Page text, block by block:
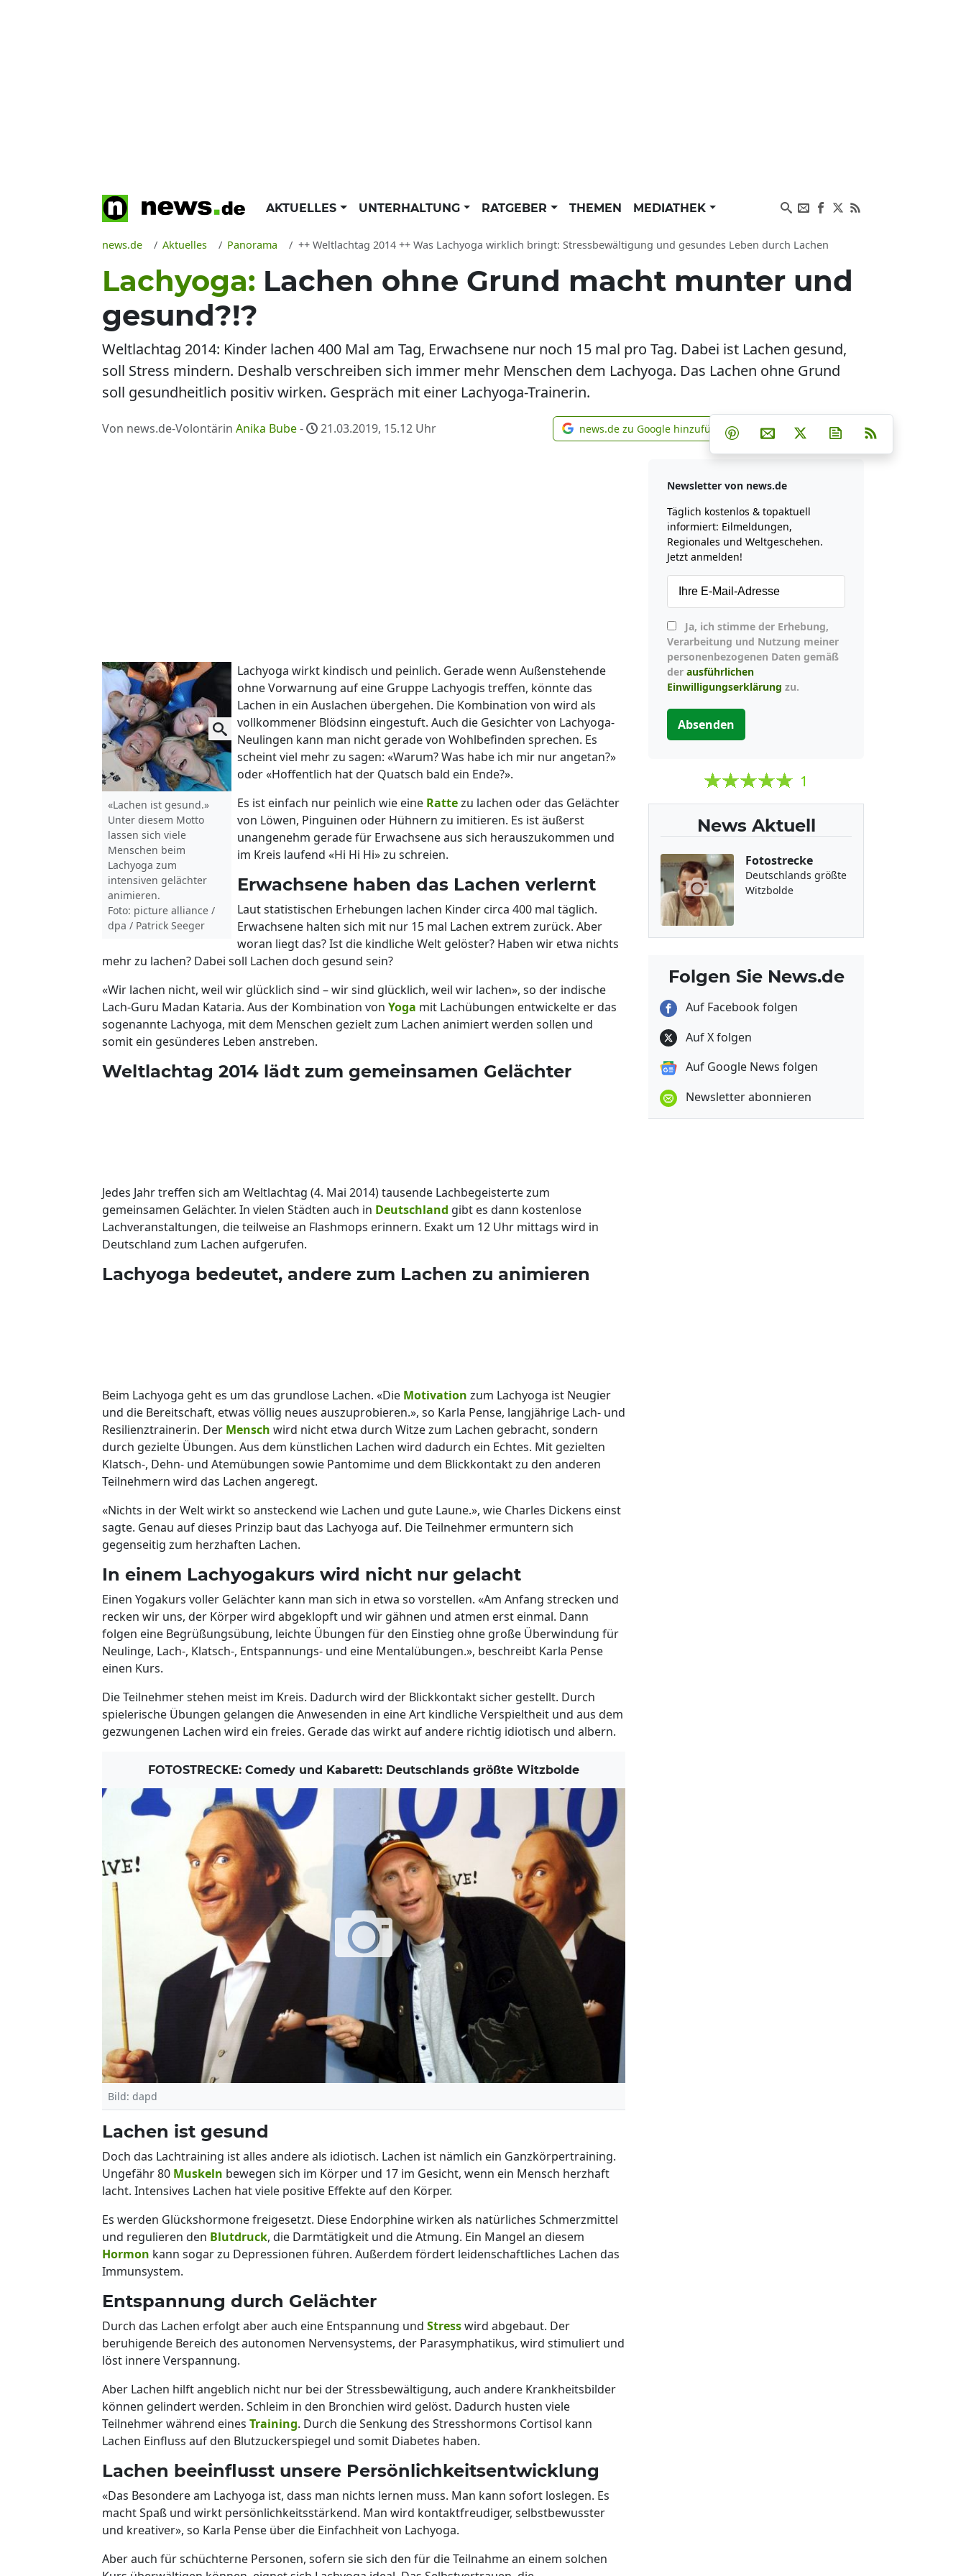
AKTUELLES UNTERHALTUNG RATGEBER THEMEN MEDIATHEK
news.de Aktuelles Panorama ++ Weltlachtag 2014 ++ Was Lachyoga wirklich bringt: Stressbewältigung und gesundes Leben durch Lachen
Lachyoga: Lachen ohne Grund macht munter und
gesund?!?
Weltlachtag 2014: Kinder lachen 400 Mal am Tag, Erwachsene nur noch 15 mal pro Tag. Dabei ist Lachen gesund,
soll Stress mindern. Deshalb verschreiben sich immer mehr Menschen dem Lachyoga. Das Lachen ohne Grund
soll gesundheitlich positiv wirken. Gespräch mit einer Lachyoga-Trainerin.
Von news.de-Volontärin Anika Bube- 21.03.2019, 15.12 Uhr news.de zu Google hinzufügen
news.de zu Google hinzufügen Teilen auf Facebook
Teilen auf Whatsapp
Teilen auf Telegram
Teilen auf Pinterest
Per E-Mail teilen
Post auf XNewsletter
«Lachen ist gesund.»
Unter diesem Motto
lassen sich viele
Menschen beim
Lachyoga zum
intensiven gelächter
animieren.
Foto: picture alliance /
dpa / Patrick Seeger
Lachyoga wirkt kindisch und peinlich. Gerade wenn Außenstehende
ohne Vorwarnung auf eine Gruppe Lachyogis treffen, könnte das
Lachen in ein Auslachen übergehen. Die Kombination von wird als
vollkommener Blödsinn eingestuft. Auch die Gesichter von Lachyoga-
Neulingen kann man nicht gerade von Wohlbefinden sprechen. Es
scheint viel mehr zu sagen: «Warum? Was habe ich mir nur angetan?»
oder «Hoffentlich hat der Quatsch bald ein Ende?».
Es ist einfach nur peinlich wie eine Rattezu lachen oder das Gelächter
von Löwen, Pinguinen oder Hühnern zu imitieren. Es ist äußerst
unangenehm gerade für Erwachsene aus sich herauszukommen und
im Kreis laufend «Hi Hi Hi» zu schreien.
Erwachsene haben das Lachen verlernt
Laut statistischen Erhebungen lachen Kinder circa 400 mal täglich.
Erwachsene halten sich mit nur 15 mal Lachen extrem zurück. Aber
woran liegt das? Ist die kindliche Welt gelöster? Haben wir etwa nichts
mehr zu lachen? Dabei soll Lachen doch gesund sein?
«Wir lachen nicht, weil wir glücklich sind – wir sind glücklich, weil wir lachen», so der indische
Lach-Guru Madan Kataria. Aus der Kombination von Yoga mit Lachübungen entwickelte er das
sogenannte Lachyoga, mit dem Menschen gezielt zum Lachen animiert werden sollen und
somit ein gesünderes Leben anstreben.
Weltlachtag 2014 lädt zum gemeinsamen Gelächter
Jedes Jahr treffen sich am Weltlachtag (4. Mai 2014) tausende Lachbegeisterte zum
gemeinsamen Gelächter. In vielen Städten auch in Deutschland gibt es dann kostenlose
Lachveranstaltungen, die teilweise an Flashmops erinnern. Exakt um 12 Uhr mittags wird in
Deutschland zum Lachen aufgerufen.
Lachyoga bedeutet, andere zum Lachen zu animieren
Beim Lachyoga geht es um das grundlose Lachen. «Die Motivation zum Lachyoga ist Neugier
und die Bereitschaft, etwas völlig neues auszuprobieren.», so Karla Pense, langjährige Lach- und
Resilienztrainerin. Der Mensch wird nicht etwa durch Witze zum Lachen gebracht, sondern
durch gezielte Übungen. Aus dem künstlichen Lachen wird dadurch ein Echtes. Mit gezielten
Klatsch-, Dehn- und Atemübungen sowie Pantomime und dem Blickkontakt zu den anderen
Teilnehmern wird das Lachen angeregt.
«Nichts in der Welt wirkt so ansteckend wie Lachen und gute Laune.», wie Charles Dickens einst
sagte. Genau auf dieses Prinzip baut das Lachyoga auf. Die Teilnehmer ermuntern sich
gegenseitig zum herzhaften Lachen.
In einem Lachyogakurs wird nicht nur gelacht
Einen Yogakurs voller Gelächter kann man sich in etwa so vorstellen. «Am Anfang strecken und
recken wir uns, der Körper wird abgeklopft und wir gähnen und atmen erst einmal. Dann
folgen eine Begrüßungsübung, leichte Übungen für den Einstieg ohne große Überwindung für
Neulinge, Lach-, Klatsch-, Entspannungs- und eine Mentalübungen.», beschreibt Karla Pense
einen Kurs.
Die Teilnehmer stehen meist im Kreis. Dadurch wird der Blickkontakt sicher gestellt. Durch
spielerische Übungen gelangen die Anwesenden in eine Art kindliche Verspieltheit und aus dem
gezwungenen Lachen wird ein freies. Gerade das wirkt auf andere richtig idiotisch und albern.
FOTOSTRECKE: Comedy und Kabarett: Deutschlands größte Witzbolde
Bild: dapd
Lachen ist gesund
Doch das Lachtraining ist alles andere als idiotisch. Lachen ist nämlich ein Ganzkörpertraining.
Ungefähr 80 Muskeln bewegen sich im Körper und 17 im Gesicht, wenn ein Mensch herzhaft
lacht. Intensives Lachen hat viele positive Effekte auf den Körper.
Es werden Glückshormone freigesetzt. Diese Endorphine wirken als natürliches Schmerzmittel
und regulieren den Blutdruck, die Darmtätigkeit und die Atmung. Ein Mangel an diesem
Hormon kann sogar zu Depressionen führen. Außerdem fördert leidenschaftliches Lachen das
Immunsystem.
Entspannung durch Gelächter
Durch das Lachen erfolgt aber auch eine Entspannung und Stresswird abgebaut. Der
beruhigende Bereich des autonomen Nervensystems, der Parasymphatikus, wird stimuliert und
löst innere Verspannung.
Aber Lachen hilft angeblich nicht nur bei der Stressbewältigung, auch andere Krankheitsbilder
können gelindert werden. Schleim in den Bronchien wird gelöst. Dadurch husten viele
Teilnehmer während eines Training. Durch die Senkung des Stresshormons Cortisol kann
Lachen Einfluss auf den Blutzuckerspiegel und somit Diabetes haben.
Lachen beeinflusst unsere Persönlichkeitsentwicklung
«Das Besondere am Lachyoga ist, dass man nichts lernen muss. Man kann sofort loslegen. Es
macht Spaß und wirkt persönlichkeitsstärkend. Man wird kontaktfreudiger, selbstbewusster
und kreativer», so Karla Pense über die Einfachheit von Lachyoga.
Aber auch für schüchterne Personen, sofern sie sich den für die Teilnahme an einem solchen
Newsletter von news.de
Täglich kostenlos & topaktuell
informiert: Eilmeldungen,
Regionales und Weltgeschehen.
Jetzt anmelden!
Verarbeitung und Nutzung meiner
personenbezogenen Daten gemäß
der ausführlichen
Einwilligungserklärung zu.
Absenden
1
News Aktuell
Fotostrecke
Deutschlands größte
Witzbolde
Folgen Sie News.de
Auf Facebook folgen
Auf X folgen
Auf Google News folgen
Newsletter abonnieren